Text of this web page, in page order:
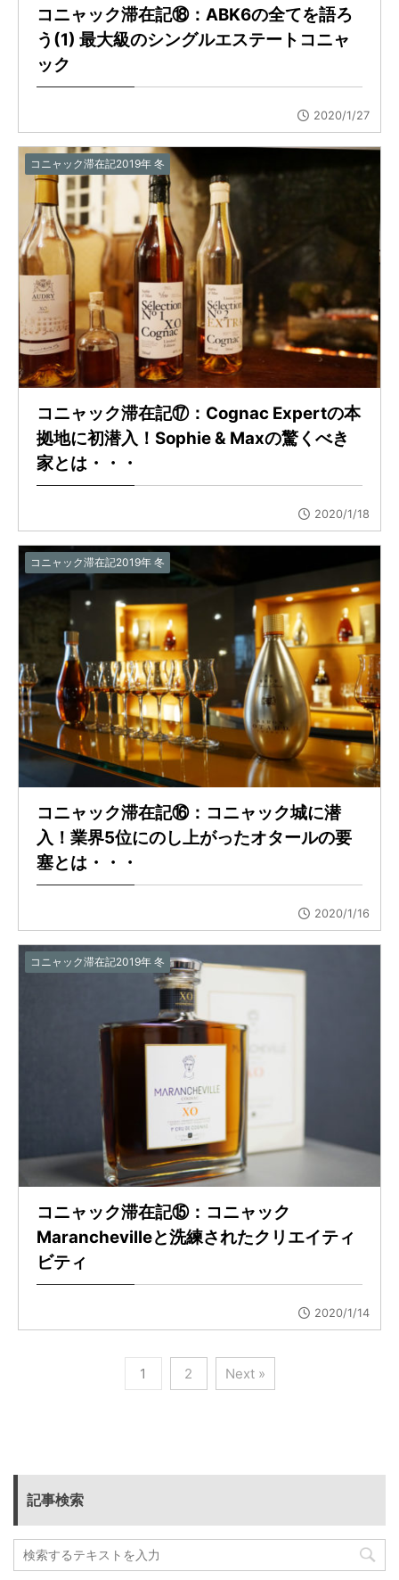
コニャック滞在記⑱：ABK6の全てを語ろ
う(1) 最大級のシングルエステートコニャ
ック
2020/1/27
コニャック滞在記2019年 冬
コニャック滞在記⑰：Cognac Expertの本
拠地に初潜入！Sophie & Maxの驚くべき
家とは・・・
2020/1/18
コニャック滞在記2019年 冬
コニャック滞在記⑯：コニャック城に潜
入！業界5位にのし上がったオタールの要
塞とは・・・
2020/1/16
コニャック滞在記2019年 冬
コニャック滞在記⑮：コニャック
Maranchevilleと洗練されたクリエイティ
ビティ
2020/1/14
1 2 Next »
記事検索